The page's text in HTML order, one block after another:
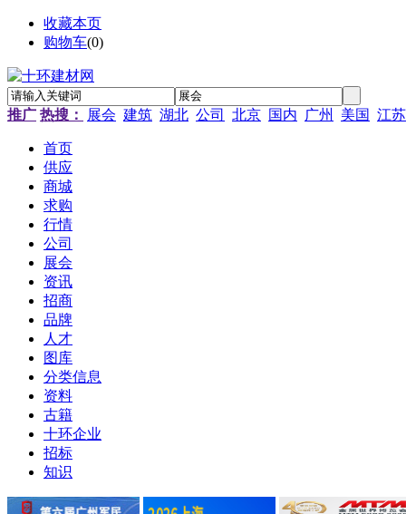
收藏本页
购物车(0)
推广 热搜： 展会 建筑 湖北 公司 北京 国内 广州 美国 江苏
首页
供应
商城
求购
行情
公司
展会
资讯
招商
品牌
人才
图库
分类信息
资料
古籍
十环企业
招标
知识